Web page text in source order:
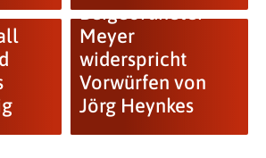
Beigeordneter
Meyer
widerspricht
Vorwürfen von
Jörg Heynkes